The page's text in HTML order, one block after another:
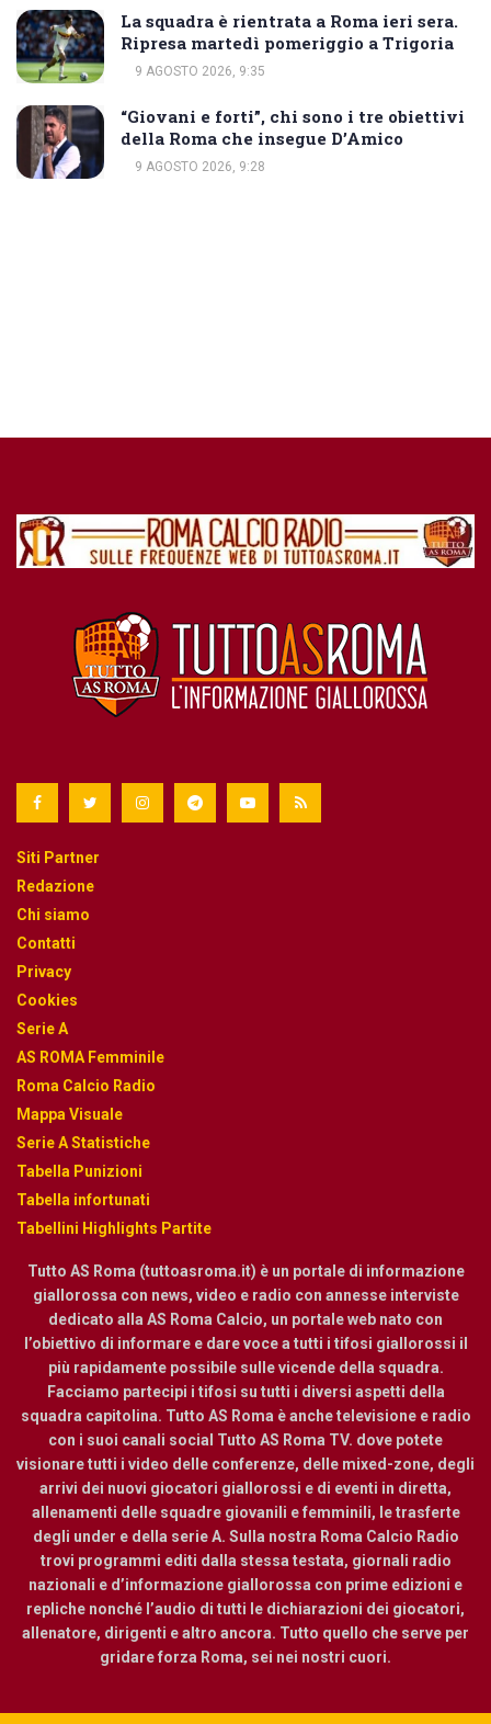
La squadra è rientrata a Roma ieri sera.
Ripresa martedì pomeriggio a Trigoria
9 AGOSTO 2026, 9:35
“Giovani e forti”, chi sono i tre obiettivi
della Roma che insegue D’Amico
9 AGOSTO 2026, 9:28
Siti Partner
Redazione
Chi siamo
Contatti
Privacy
Cookies
Serie A
AS ROMA Femminile
Roma Calcio Radio
Mappa Visuale
Serie A Statistiche
Tabella Punizioni
Tabella infortunati
Tabellini Highlights Partite
Tutto AS Roma (tuttoasroma.it) è un portale di informazione
giallorossa con news, video e radio con annesse interviste
dedicato alla AS Roma Calcio, un portale web nato con
l’obiettivo di informare e dare voce a tutti i tifosi giallorossi il
più rapidamente possibile sulle vicende della squadra.
Facciamo partecipi i tifosi su tutti i diversi aspetti della
squadra capitolina. Tutto AS Roma è anche televisione e radio
con i suoi canali social Tutto AS Roma TV. dove potete
visionare tutti i video delle conferenze, delle mixed-zone, degli
arrivi dei nuovi giocatori giallorossi e di eventi in diretta,
allenamenti delle squadre giovanili e femminili, le trasferte
degli under e della serie A. Sulla nostra Roma Calcio Radio
trovi programmi editi dalla stessa testata, giornali radio
nazionali e d’informazione giallorossa con prime edizioni e
repliche nonché l’audio di tutti le dichiarazioni dei giocatori,
allenatore, dirigenti e altro ancora. Tutto quello che serve per
gridare forza Roma, sei nei nostri cuori.